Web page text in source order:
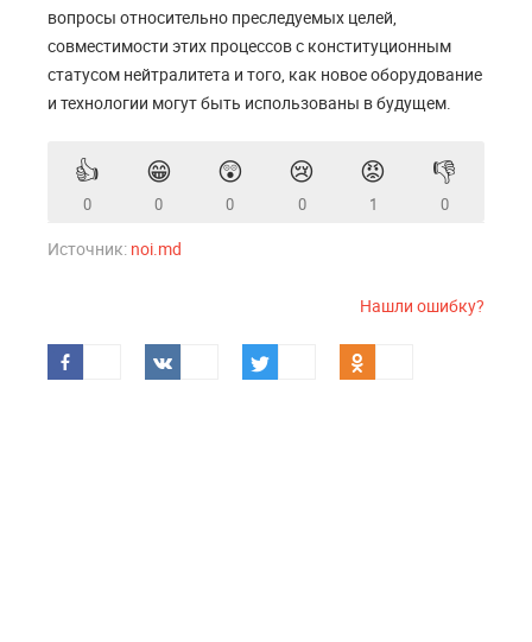
вопросы относительно преследуемых целей,
совместимости этих процессов с конституционным
статусом нейтралитета и того, как новое оборудование
и технологии могут быть использованы в будущем.
👍
0
😁
0
😲
0
😢
0
😡
1
👎
0
Источник: noi.md
Нашли ошибку?